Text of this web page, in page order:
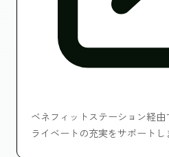
ベネフィットステーション経
ライベートの充実をサポートし